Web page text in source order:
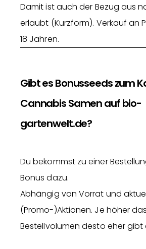
Damit ist auch der Bezug aus
erlaubt (Kurzform). Verkauf an
18 Jahren.
Gibt es Bonusseeds zum
Cannabis Samen auf bio-
gartenwelt.de?
Du bekommst zu einer
Bonus dazu.
Abhängig von Vorrat und
(Promo-)Aktionen. Je höher das
Bestellvolumen desto eher gibt